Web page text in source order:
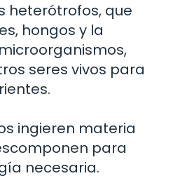
heterótrofos, que
hongos y la
seres vivos para
ingieren materia
para
necesaria.